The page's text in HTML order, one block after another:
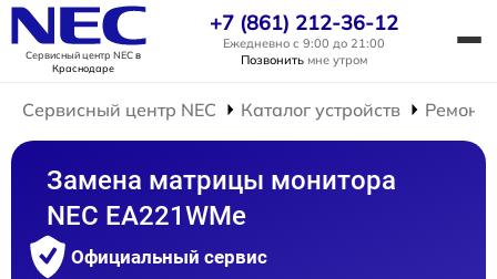
Сервисный центр NECв
Краснодаре
+7 (861) 212-36-12
Ежедневно с 9:00 до 21:00
Позвонить мне утром
Сервисный центр NEC Каталог устройств Ремонт
Замена матрицы монитора
NEC EA221WMe
Официальный сервис